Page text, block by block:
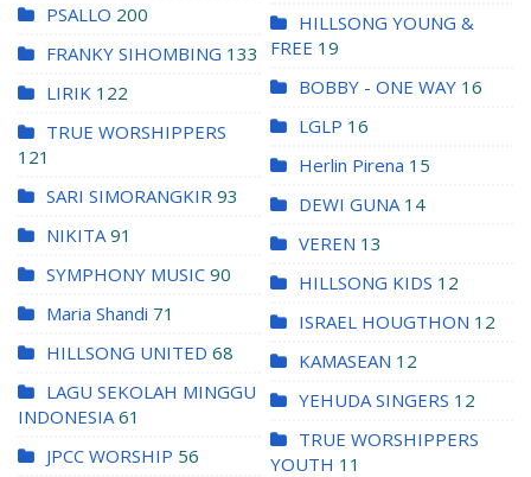
PSALLO 200
FRANKY SIHOMBING 133
LIRIK 122
TRUE WORSHIPPERS
121
SARI SIMORANGKIR 93
NIKITA 91
SYMPHONY MUSIC 90
Maria Shandi 71
HILLSONG UNITED 68
LAGU SEKOLAH MINGGU
INDONESIA 61
JPCC WORSHIP 56
HILLSONG YOUNG &
FREE 19
BOBBY - ONE WAY 16
LGLP 16
Herlin Pirena 15
DEWI GUNA 14
VEREN 13
HILLSONG KIDS 12
ISRAEL HOUGTHON 12
KAMASEAN 12
YEHUDA SINGERS 12
TRUE WORSHIPPERS
YOUTH 11